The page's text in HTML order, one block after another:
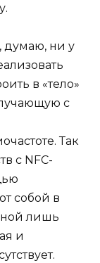
думаю, ни у
в «тело»
с
Так
с NFC-
собой в
лишь
и